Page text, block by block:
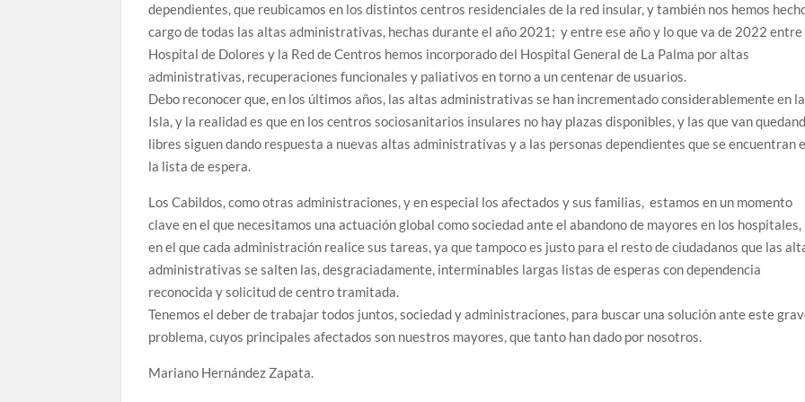
dependientes, que reubicamos en los distintos centros residenciales de la red insular, y también nos hemos
cargo de todas las altas administrativas, hechas durante el año 2021; y entre ese año y lo que va de 2022 entre
Hospital de Dolores y la Red de Centros hemos incorporado del Hospital General de La Palma por altas
administrativas, recuperaciones funcionales y paliativos en torno a un centenar de usuarios.
Debo reconocer que, en los últimos años, las altas administrativas se han incrementado considerablemente en la
Isla, y la realidad es que en los centros sociosanitarios insulares no hay plazas disponibles, y las que van
libres siguen dando respuesta a nuevas altas administrativas y a las personas dependientes que se encuentran
la lista de espera.
Los Cabildos, como otras administraciones, y en especial los afectados y sus familias, estamos en un momento
clave en el que necesitamos una actuación global como sociedad ante el abandono de mayores en los hospitales,
en el que cada administración realice sus tareas, ya que tampoco es justo para el resto de ciudadanos que las
administrativas se salten las, desgraciadamente, interminables largas listas de esperas con dependencia
reconocida y solicitud de centro tramitada.
Tenemos el deber de trabajar todos juntos, sociedad y administraciones, para buscar una solución ante este
problema, cuyos principales afectados son nuestros mayores, que tanto han dado por nosotros.
Mariano Hernández Zapata.